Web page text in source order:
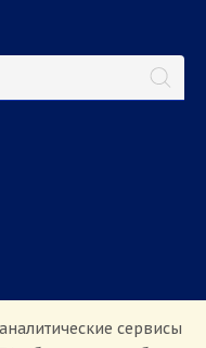
в НовГУ
сервисы